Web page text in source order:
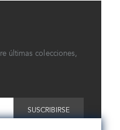
últimas colecciones,
SUSCRIBIRSE